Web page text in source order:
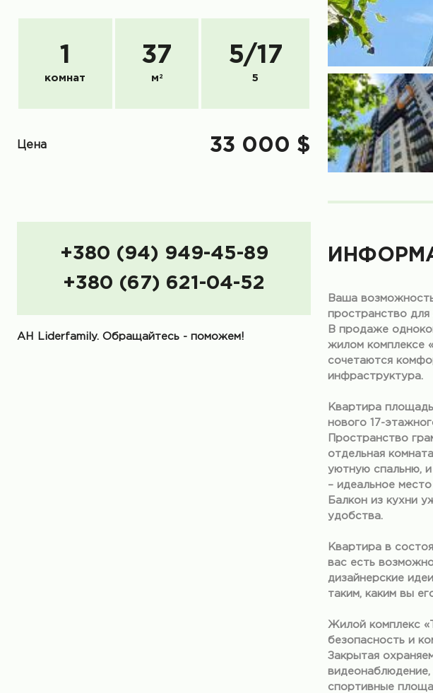
1
комнат
37
м 2
5/17
5
Цена 33 000 $
Ваша
пространство для
В продаже
жилом комплексе
сочетаются
инфраструктура.
Квартира
нового 17-
Пространство
отдельная
уютную спальню, и
– идеальное
Балкон из кухни
удобства.
Квартира в
вас есть
дизайнерские
таким, каким вы
Жилой комплекс
безопасность и
Закрытая
спортивные
+380 (94) 949-45-89
+380 (67) 621-04-52
АН Liderfamily. Обращайтесь - поможем!